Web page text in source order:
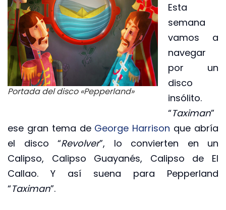
Portada del disco «Pepperland»
Esta
semana
vamos a
navegar
por un
disco
insólito.
“Taximan”
ese gran tema de George Harrison que abría
el disco “Revolver”, lo convierten en un
Calipso, Calipso Guayanés, Calipso de El
Callao. Y así suena para Pepperland
“Taximan”.